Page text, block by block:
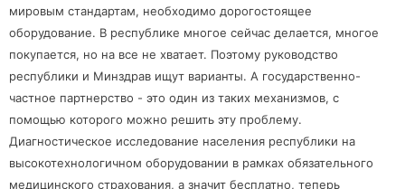
мировым стандартам, необходимо дорогостоящее
оборудование. В республике многое сейчас делается, многое
покупается, но на все не хватает. Поэтому руководство
республики и Минздрав ищут варианты. А государственно-
частное партнерство - это один из таких механизмов, с
помощью которого можно решить эту проблему.
Диагностическое исследование населения республики на
высокотехнологичном оборудовании в рамках обязательного
медицинского страхования, а значит бесплатно, теперь